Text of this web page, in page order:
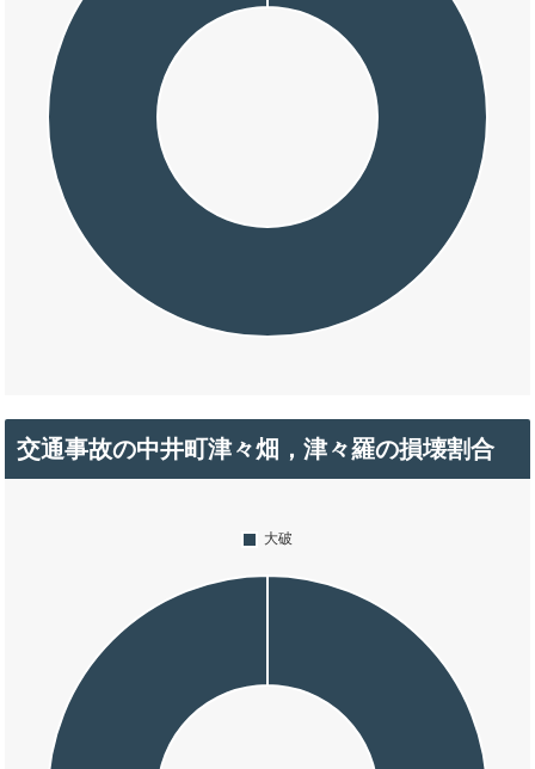
交通事故の中井町津々畑，津々羅の損壊割合